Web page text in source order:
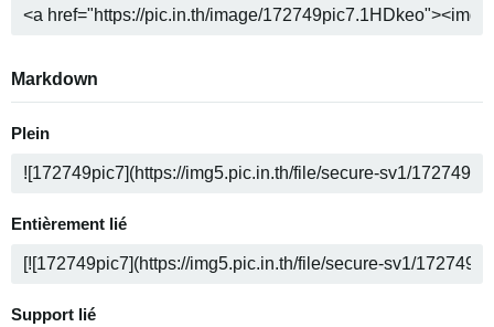
Markdown
Plein
Entièrement lié
Support lié